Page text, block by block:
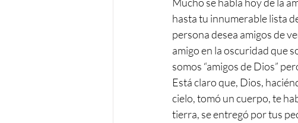
hasta tu innumerable lista
persona desea amigos de
amigo en la oscuridad que
somos “amigos de Dios”
Está claro que, Dios,
cielo, tomó un cuerpo, te
tierra, se entregó por tus